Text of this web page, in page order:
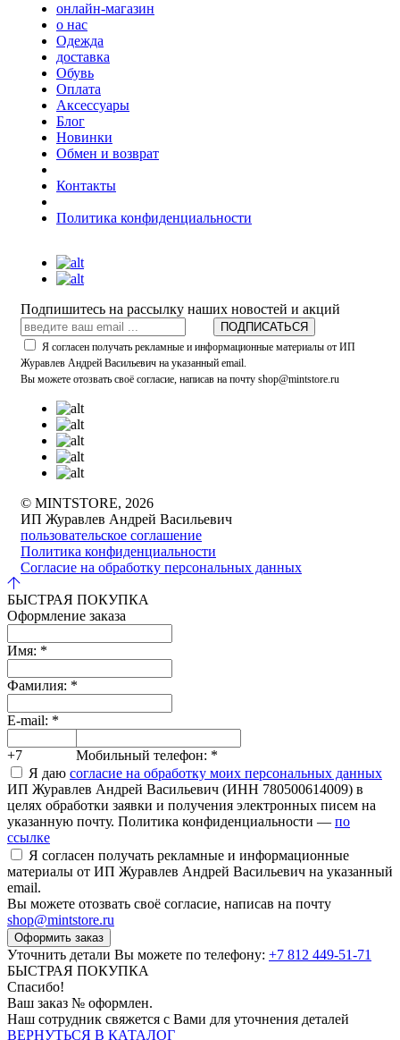
онлайн-магазин
о нас
Одежда
доставка
Обувь
Оплата
Аксессуары
Блог
Новинки
Обмен и возврат
Контакты
Политика конфиденциальности
Подпишитесь на рассылку наших новостей и акций
ПОДПИСАТЬСЯ
Я согласен получать рекламные и информационные материалы от ИП
Журавлев Андрей Васильевич на указанный email.
Вы можете отозвать своё согласие, написав на почту shop@mintstore.ru
© MINTSTORE, 2026
ИП Журавлев Андрей Васильевич
пользовательское соглашение
Политика конфиденциальности
Согласие на обработку персональных данных
БЫСТРАЯ ПОКУПКА
Оформление заказа
Имя: *
Фамилия: *
E-mail: *
+7 Мобильный телефон: *
Я даю согласие на обработку моих персональных данных
ИП Журавлев Андрей Васильевич (ИНН 780500614009) в
целях обработки заявки и получения электронных писем на
указанную почту. Политика конфиденциальности — по
ссылке
Я согласен получать рекламные и информационные
материалы от ИП Журавлев Андрей Васильевич на указанный
email.
Вы можете отозвать своё согласие, написав на почту
shop@mintstore.ru
Оформить заказ
Уточнить детали Вы можете по телефону: +7 812 449-51-71
БЫСТРАЯ ПОКУПКА
Спасибо!
Ваш заказ № оформлен.
Наш сотрудник свяжется с Вами для уточнения деталей
ВЕРНУТЬСЯ В КАТАЛОГ